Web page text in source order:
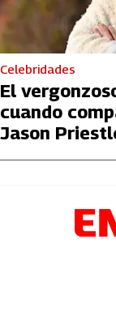
Celebridades
El
cuando
Jason